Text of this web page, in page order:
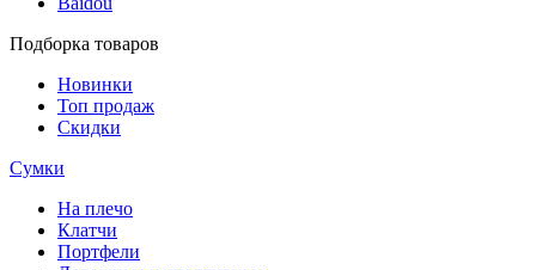
Подборка товаров
Новинки
Топ продаж
Скидки
Сумки
На плечо
Клатчи
Портфели